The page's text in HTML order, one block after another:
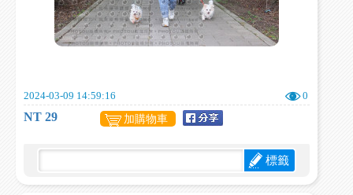
2024-03-09 14:59:16 0
NT 29 加購物車
標籤